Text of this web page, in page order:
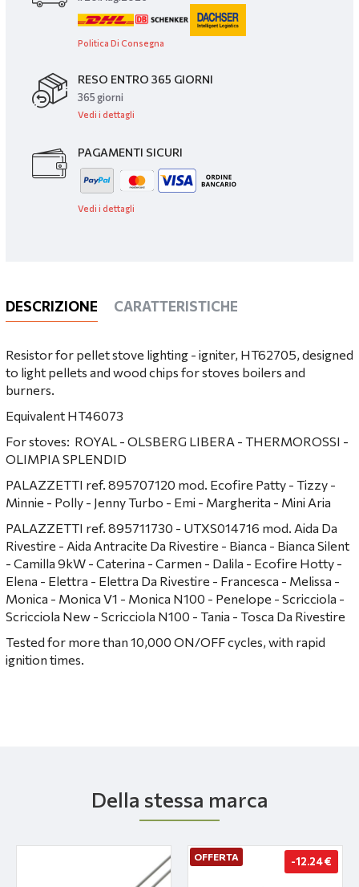
Politica Di Consegna
RESO ENTRO 365 GIORNI
365 giorni
Vedi i dettagli
PAGAMENTI SICURI
Vedi i dettagli
DESCRIZIONE CARATTERISTICHE
Resistor for pellet stove lighting - igniter, HT62705, designed
to light pellets and wood chips for stoves boilers and
burners.
Equivalent HT46073
For stoves: ROYAL - OLSBERG LIBERA - THERMOROSSI -
OLIMPIA SPLENDID
PALAZZETTI ref. 895707120 mod. Ecofire Patty - Tizzy -
Minnie - Polly - Jenny Turbo - Emi - Margherita - Mini Aria
PALAZZETTI ref. 895711730 - UTXS014716 mod. Aida Da
Rivestire - Aida Antracite Da Rivestire - Bianca - Bianca Silent
- Camilla 9kW - Caterina - Carmen - Dalila - Ecofire Hotty -
Elena - Elettra - Elettra Da Rivestire - Francesca - Melissa -
Monica - Monica V1 - Monica N100 - Penelope - Scricciola -
Scricciola New - Scricciola N100 - Tania - Tosca Da Rivestire
Tested for more than 10,000 ON/OFF cycles, with rapid
ignition times.
Della stessa marca
OFFERTA -12.24 €